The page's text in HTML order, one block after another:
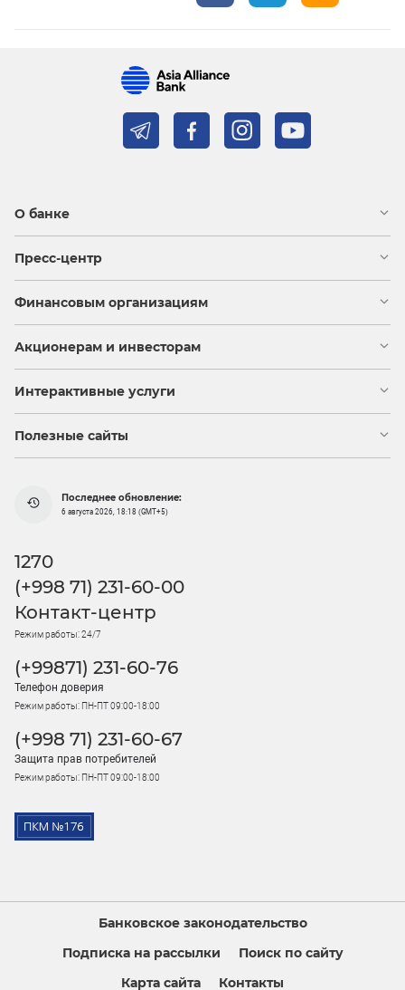
О банке
Пресс-центр
Финансовым организациям
Акционерам и инвесторам
Интерактивные услуги
Полезные сайты
Последнее обновление:
6 августа 2026, 18:18 (GMT+5)
1270
(+998 71) 231-60-00
Контакт-центр
Режим работы: 24/7
(+99871) 231-60-76
Телефон доверия
Режим работы: ПН-ПТ 09:00-18:00
(+998 71) 231-60-67
Защита прав потребителей
Режим работы: ПН-ПТ 09:00-18:00
Банковское законодательство
Подписка на рассылки
Поиск по сайту
Карта сайта
Контакты